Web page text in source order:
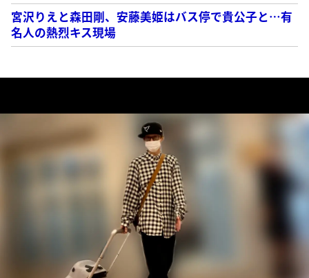
宮沢りえと森田剛、安藤美姫はバス停で貴公子と…有
名人の熱烈キス現場